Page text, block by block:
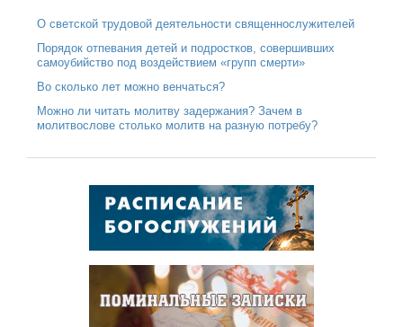
О светской трудовой деятельности священнослужителей
Порядок отпевания детей и подростков, совершивших
самоубийство под воздействием «групп смерти»
Во сколько лет можно венчаться?
Можно ли читать молитву задержания? Зачем в
молитвослове столько молитв на разную потребу?